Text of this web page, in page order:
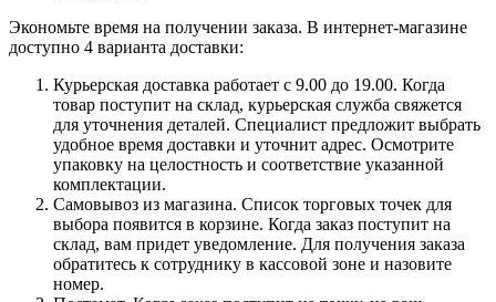
Экономьте время на получении заказа. В интернет-магазине
доступно 4 варианта доставки:
Курьерская доставка работает с 9.00 до 19.00. Когда
товар поступит на склад, курьерская служба свяжется
для уточнения деталей. Специалист предложит выбрать
удобное время доставки и уточнит адрес. Осмотрите
упаковку на целостность и соответствие указанной
комплектации.
Самовывоз из магазина. Список торговых точек для
выбора появится в корзине. Когда заказ поступит на
склад, вам придет уведомление. Для получения заказа
обратитесь к сотруднику в кассовой зоне и назовите
номер.